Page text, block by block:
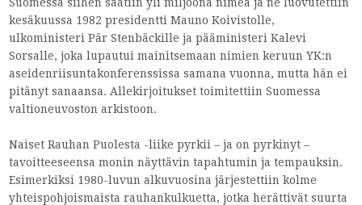
kesäkuussa 1982 presidentti Mauno Koivistolle,
ulkoministeri Pär Stenbäckille ja pääministeri Kalevi
Sorsalle, joka lupautui mainitsemaan nimien keruun YK:n
aseidenriisuntakonferenssissa samana vuonna, mutta hän ei
pitänyt sanaansa. Allekirjoitukset toimitettiin Suomessa
valtioneuvoston arkistoon.
Naiset Rauhan Puolesta -liike pyrkii – ja on pyrkinyt –
tavoitteeseensa monin näyttävin tapahtumin ja tempauksin.
Esimerkiksi 1980-luvun alkuvuosina järjestettiin kolme
yhteispohjoismaista rauhankulkuetta, jotka herättivät suurta